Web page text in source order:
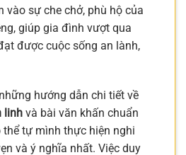
vào sự che chở, phù hộ của
giúp gia đình vượt qua
được cuộc sống an lành,
hướng dẫn chi tiết về
linh và bài văn khấn chuẩn
thể tự mình thực hiện nghi
và ý nghĩa nhất. Việc duy